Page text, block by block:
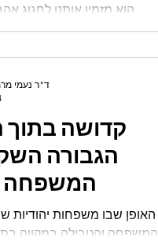
הוא מזמין אותנו לחגוג
השמחה שבמציאת האדם
קדושה בתוך
הגבורה
המשפחה
במקווה
האופן שבו משפחות יהודיות
המשפחה והטבילה במקווה
ד"ר נעמי